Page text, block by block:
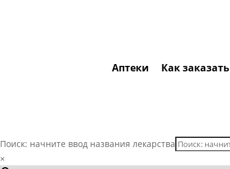
Аптеки Как заказать
Поиск: начните ввод названия лекарства
×